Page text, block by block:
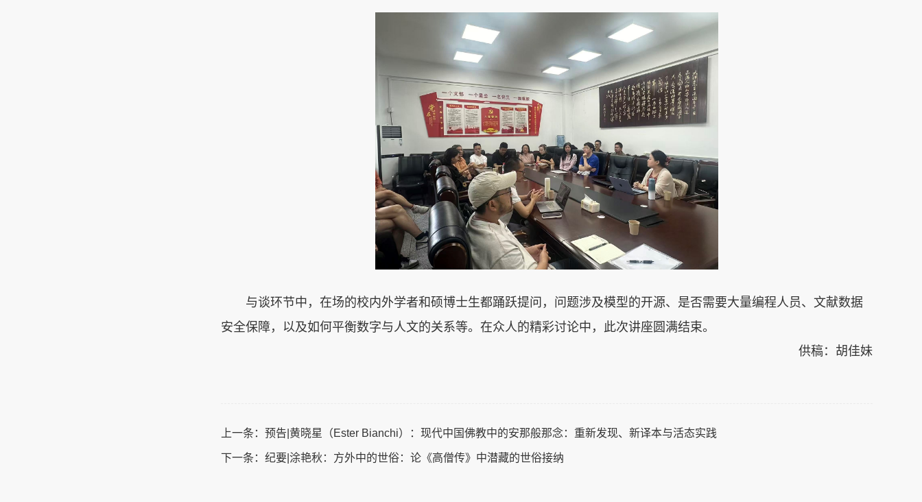
与谈环节中，在场的校内外学者和硕博士生都踊跃提问，问题涉及模型的开源、是否需要大量编程人员、文献数据
安全保障，以及如何平衡数字与人文的关系等。在众人的精彩讨论中，此次讲座圆满结束。
供稿：胡佳妹
上一条： 预告|黄晓星（Ester Bianchi）：现代中国佛教中的安那般那念：重新发现、新译本与活态实践
下一条： 纪要|涂艳秋：方外中的世俗：论《高僧传》中潜藏的世俗接纳